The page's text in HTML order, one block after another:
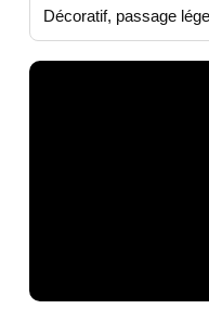
Décoratif, passage